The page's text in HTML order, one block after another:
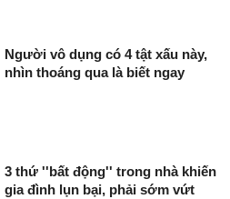
Người vô dụng có 4 tật xấu này,
nhìn thoáng qua là biết ngay
3 thứ ''bất động'' trong nhà khiến
gia đình lụn bại, phải sớm vứt